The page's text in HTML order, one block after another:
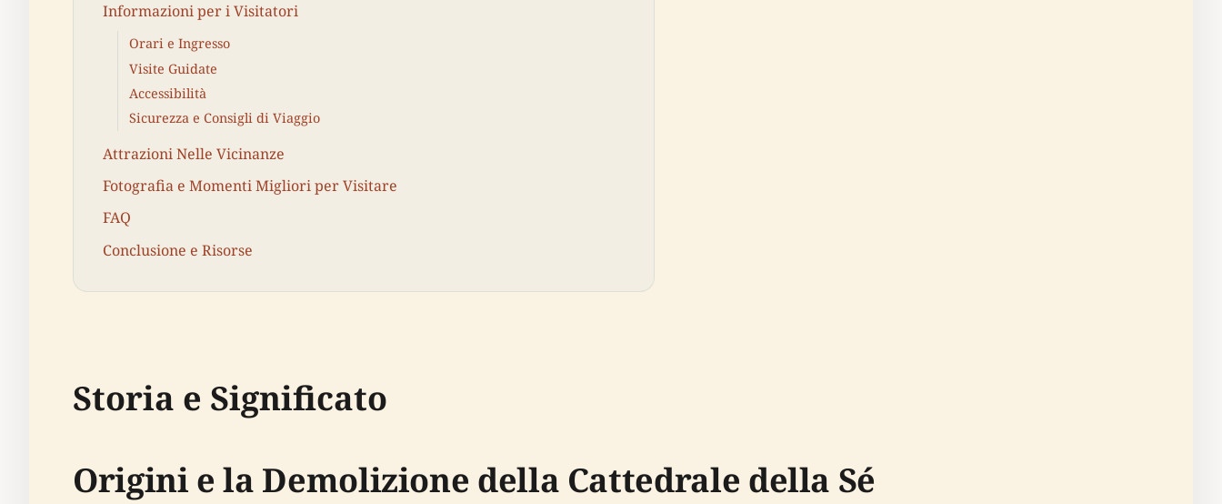
Informazioni per i Visitatori
Orari e Ingresso
Visite Guidate
Accessibilità
Sicurezza e Consigli di Viaggio
Attrazioni Nelle Vicinanze
Fotografia e Momenti Migliori per Visitare
FAQ
Conclusione e Risorse
Storia e Significato
Origini e la Demolizione della Cattedrale della Sé